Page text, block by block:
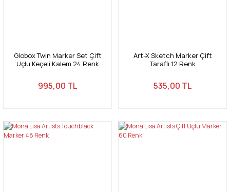
Globox Twin Marker Set Çift
Uçlu Keçeli Kalem 24 Renk
995,00 TL
Art-X Sketch Marker Çift
Taraflı 12 Renk
535,00 TL